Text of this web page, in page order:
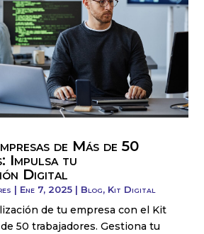
de Más de 50
Impulsa tu
Digital
| Ene 7, 2025 | Blog, Kit Digital
de tu empresa con el Kit
50 trabajadores. Gestiona tu